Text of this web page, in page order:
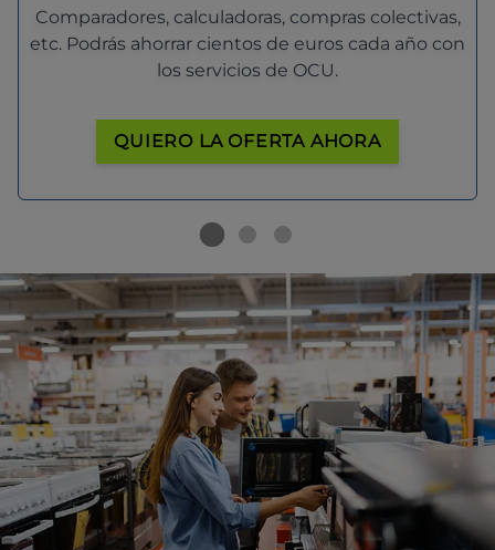
Comparadores, calculadoras, compras colectivas,
etc. Podrás ahorrar cientos de euros cada año con
los servicios de OCU.
QUIERO LA OFERTA AHORA